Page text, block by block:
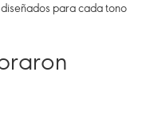
para cada tono